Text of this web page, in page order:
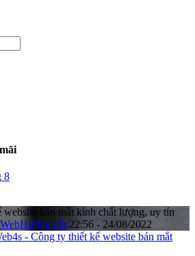
8
bán mắt kính chất lượng, uy tín
Hướng dẫn22:56 - 24/08/2022
- Công ty thiết kế website bán mắt